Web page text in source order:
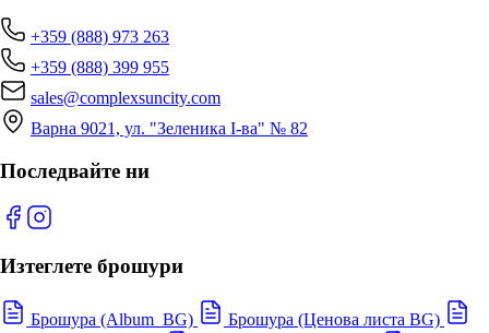
+359 (888) 973 263
+359 (888) 399 955
sales@complexsuncity.com
Варна 9021, ул. "Зеленика I-ва" № 82
Последвайте ни
Изтеглете брошури
Брошура (Album_BG)
Брошура (Ценова листа BG)